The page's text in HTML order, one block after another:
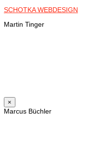
SCHOTKA WEBDESIGN
Martin Tinger
×
Marcus Büchler